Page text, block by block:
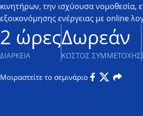
κινητήρων, την ισχύουσα νομοθεσία,
εξοικονόμησης ενέργειας με online
2 ώρες
ΔΙΑΡΚΕΙΑ
Δωρεάν
ΚΟΣΤΟΣ ΣΥΜΜΕΤΟΧΗΣ
Μοιραστείτε το σεμινάριο Facebook
Twitter
Email